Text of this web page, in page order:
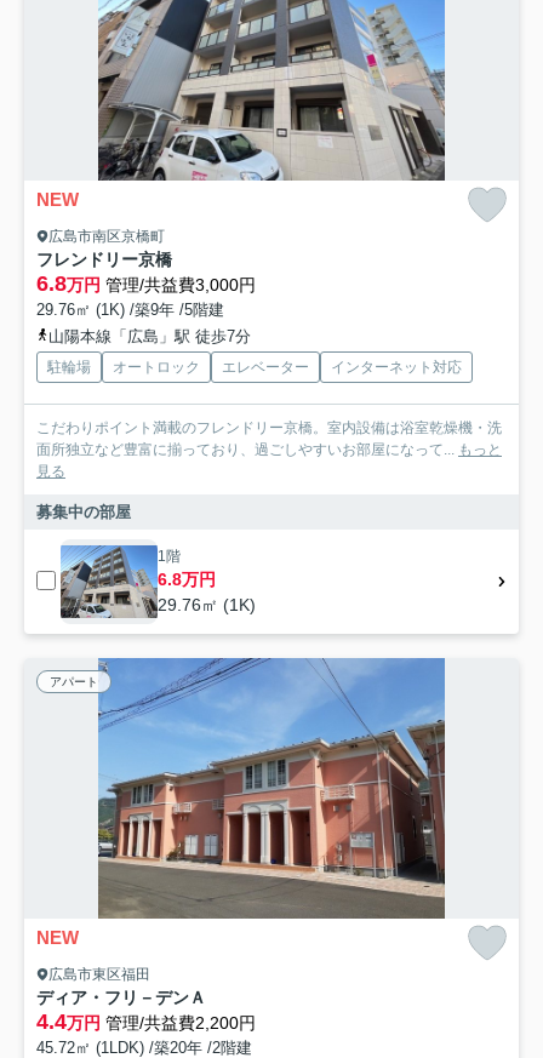
NEW
広島市南区京橋町
フレンドリー京橋
6.8万円 管理/共益費3,000円
29.76㎡ (1K) /築9年 /5階建
山陽本線「広島」駅 徒歩7分
駐輪場 オートロック エレベーター インターネット対応
こだわりポイント満載のフレンドリー京橋。室内設備は浴室乾燥機・洗
面所独立など豊富に揃っており、過ごしやすいお部屋になって...
もっと
見る
募集中の部屋
1階
6.8万円
29.76㎡ (1K)
アパート
NEW
広島市東区福田
ディア・フリ－デンＡ
4.4万円 管理/共益費2,200円
45.72㎡ (1LDK) /築20年 /2階建